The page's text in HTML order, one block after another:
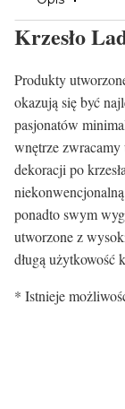
Krzesło
Produkty
okazują się być
pasjonatów
wnętrze
dekoracji po
ponadto swym
utworzone z
długą użytkowość
* Istnieje